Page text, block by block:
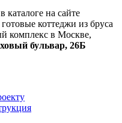
каталоге на сайте
коттеджи из бруса
комплекс в Москве,
бульвар, 26Б